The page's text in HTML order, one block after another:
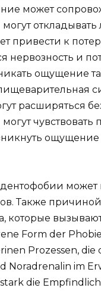
может
привести к
нервозность и
ощущение
расширяться
может
Также
которые
Form der
Prozessen,
Noradrenalin im
die